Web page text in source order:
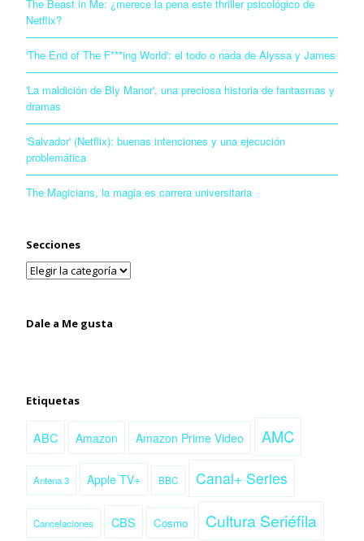
The Beast in Me: ¿merece la pena este thriller psicológico de
Netflix?
'The End of The F***ing World': el todo o nada de Alyssa y James
'La maldición de Bly Manor', una preciosa historia de fantasmas y
dramas
'Salvador' (Netflix): buenas intenciones y una ejecución
problemática
The Magicians, la magia es carrera universitaria
Secciones
Dale a Me gusta
Etiquetas
ABC Amazon Amazon Prime Video AMC
Antena 3 Apple TV+ BBC Canal+ Series
Cancelaciones CBS Cosmo Cultura Seriéfila